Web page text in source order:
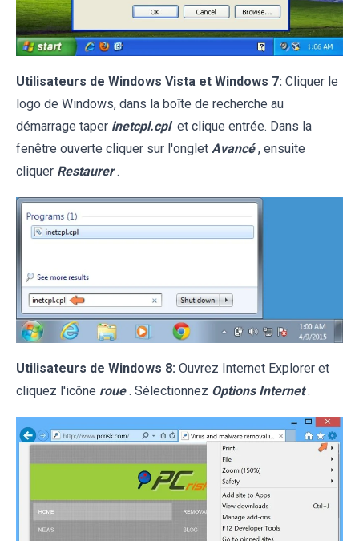
Utilisateurs de Windows Vista et Windows 7: Cliquer le
logo de Windows, dans la boîte de recherche au
démarrage taper inetcpl.cpl et clique entrée. Dans la
fenêtre ouverte cliquer sur l'onglet Avancé , ensuite
cliquer Restaurer .
Utilisateurs de Windows 8: Ouvrez Internet Explorer et
cliquez l'icône roue . Sélectionnez Options Internet .